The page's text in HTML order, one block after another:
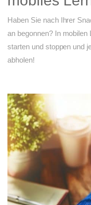
Haben Sie nach Ihrer
an begonnen? In
starten und stoppen und
abholen!